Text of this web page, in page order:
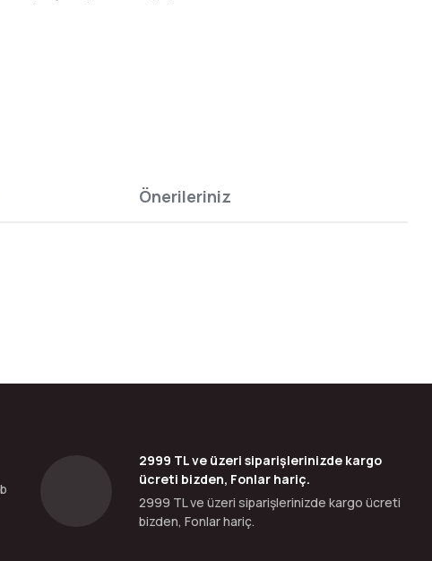
Önerileriniz
2999 TL ve üzeri siparişlerinizde kargo
ücreti bizden, Fonlar hariç.
2999 TL ve üzeri siparişlerinizde kargo ücreti
bizden, Fonlar hariç.